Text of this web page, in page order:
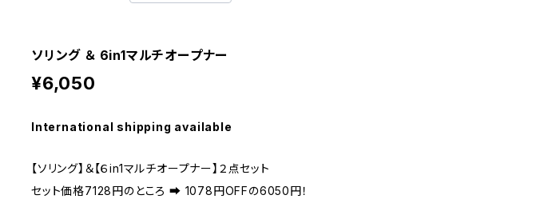
ソリング ＆ 6in1マルチオープナー
¥6,050
International shipping available
【ソリング】＆【６in1マルチオープナー】２点セット
セット価格7128円のところ ➡ 1078円OFFの6050円！